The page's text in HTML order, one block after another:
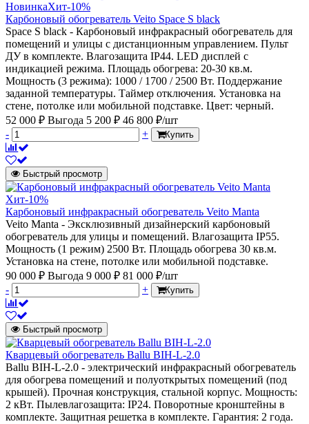
НовинкаХит-10%
Карбоновый обогреватель Veito Space S black
Space S black - Карбоновый инфракрасный обогреватель для
помещений и улицы с дистанционным управлением. Пульт
ДУ в комплекте. Влагозащита IP44. LED дисплей с
индикацией режима. Площадь обогрева: 20-30 кв.м.
Мощность (3 режима): 1000 / 1700 / 2500 Вт. Поддержание
заданной температуры. Таймер отключения. Установка на
стене, потолке или мобильной подставке. Цвет: черный.
52 000 ₽ Выгода 5 200 ₽ 46 800 ₽/шт
-
+ Купить
Быстрый просмотр
Хит-10%
Карбоновый инфракрасный обогреватель Veito Manta
Veito Manta - Эксклюзивный дизайнерский карбоновый
обогреватель для улицы и помещений. Влагозащита IP55.
Мощность (1 режим) 2500 Вт. Площадь обогрева 30 кв.м.
Установка на стене, потолке или мобильной подставке.
90 000 ₽ Выгода 9 000 ₽ 81 000 ₽/шт
-
+ Купить
Быстрый просмотр
Кварцевый обогреватель Ballu BIH-L-2.0
Ballu BIH-L-2.0 - электрический инфракрасный обогреватель
для обогрева помещений и полуоткрытых помещений (под
крышей). Прочная конструкция, стальной корпус. Мощность:
2 кВт. Пылевлагозащита: IP24. Поворотные кронштейны в
комплекте. Защитная решетка в комплекте. Гарантия: 2 года.